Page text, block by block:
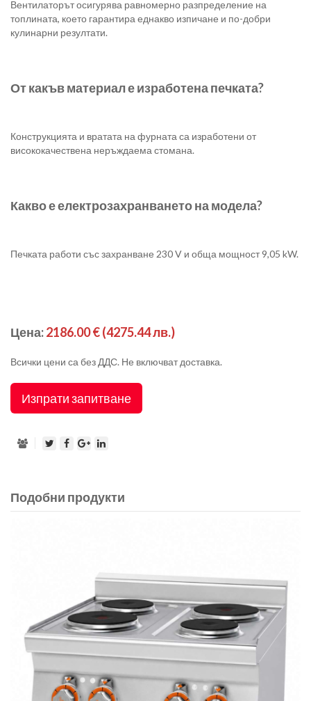
Вентилаторът осигурява равномерно разпределение на
топлината, което гарантира еднакво изпичане и по-добри
кулинарни резултати.
От какъв материал е изработена печката?
Конструкцията и вратата на фурната са изработени от
висококачествена неръждаема стомана.
Какво е електрозахранването на модела?
Печката работи със захранване 230 V и обща мощност 9,05 kW.
Цена:2186.00 €(4275.44 лв.)
Всички цени са без ДДС. Не включват доставка.
Изпрати запитване
Подобни продукти